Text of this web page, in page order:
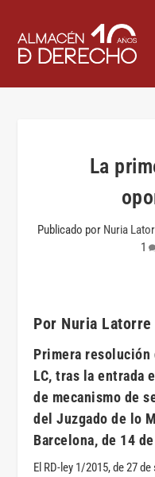
La
Publicado por Nuria
1
Por Nuria Latorre
Primera
LC, tras la entrada
de mecanismo de
del Juzgado de lo
Barcelona, de 14
El RD-ley 1/2015, de 27